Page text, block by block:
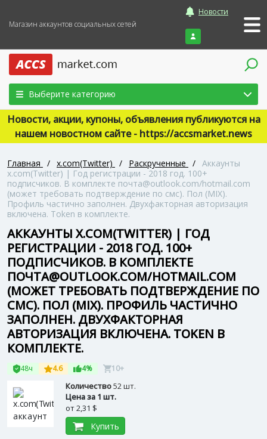
Магазин аккаунтов социальных сетей
Новости
Войти
Выберите категорию
Новости, акции, купоны, объявления публикуются на
нашем новостном сайте - https://accsmarket.news
Главная / x.com(Twitter) / Раскрученные / Аккаунты
x.com(Twitter) | Год регистрации - 2018 год. 100+
подписчиков. В комплекте почта@outlook.com/hotmail.com
(может требовать подтверждение по смс). Пол (MIX).
Профиль частично заполнен. Двухфакторная авторизация
включена. Token в комплекте.
АККАУНТЫ X.COM(TWITTER) | ГОД
РЕГИСТРАЦИИ - 2018 ГОД. 100+
ПОДПИСЧИКОВ. В КОМПЛЕКТЕ
ПОЧТА@OUTLOOK.COM/HOTMAIL.COM
(МОЖЕТ ТРЕБОВАТЬ ПОДТВЕРЖДЕНИЕ ПО
СМС). ПОЛ (MIX). ПРОФИЛЬ ЧАСТИЧНО
ЗАПОЛНЕН. ДВУХФАКТОРНАЯ
АВТОРИЗАЦИЯ ВКЛЮЧЕНА. TOKEN В
КОМПЛЕКТЕ.
48ч 4.6 4% 10+
Количество52 шт.
Цена за 1 шт.
от2,31 $
Купить